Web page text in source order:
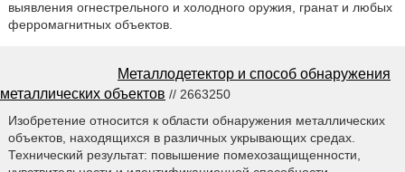
выявления огнестрельного и холодного оружия, гранат и любых
ферромагнитных объектов.
Металлодетектор и способ обнаружения
металлических объектов // 2663250
Изобретение относится к области обнаружения металлических
объектов, находящихся в различных укрывающих средах.
Технический результат: повышение помехозащищенности,